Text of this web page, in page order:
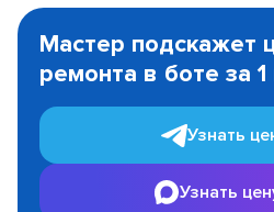
1
Мастер подскажет
ремонта в боте за 1
Узнать
Узнать